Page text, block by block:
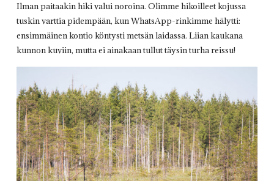
Ilman paitaakin hiki valui noroina. Olimme hikoilleet kojussa
tuskin varttia pidempään, kun WhatsApp-rinkimme hälytti:
ensimmäinen kontio köntysti metsän laidassa. Liian kaukana
kunnon kuviin, mutta ei ainakaan tullut täysin turha reissu!